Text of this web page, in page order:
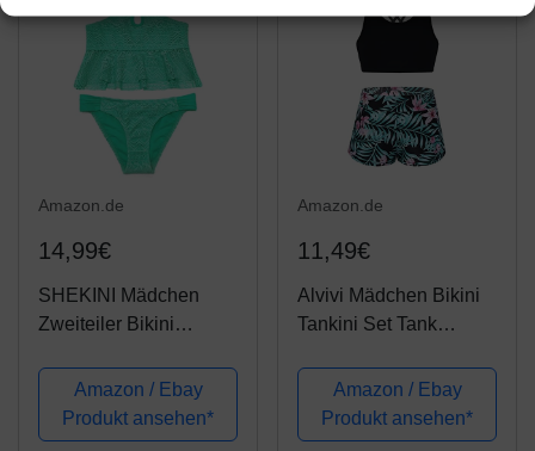
Amazon.de
14,99€
SHEKINI Mädchen
Zweiteiler Bikini
Kinder Teenager Süß
Bademode Cutout
Mädchen
Amazon / Ebay
Produkt ansehen*
Amazon.de
11,49€
Alvivi Mädchen Bikini
Tankini Set Tank
Badeanzug Bademode
Kinder
Badebekleidung
Amazon / Ebay
Produkt ansehen*